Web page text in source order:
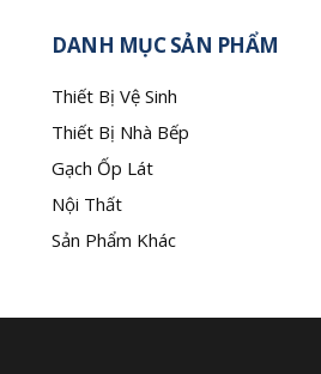
DANH MỤC SẢN PHẨM
Thiết Bị Vệ Sinh
Thiết Bị Nhà Bếp
Gạch Ốp Lát
Nội Thất
Sản Phẩm Khác